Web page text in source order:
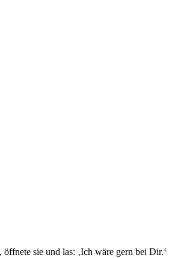
sie und las: ‚Ich wäre gern bei Dir.‘